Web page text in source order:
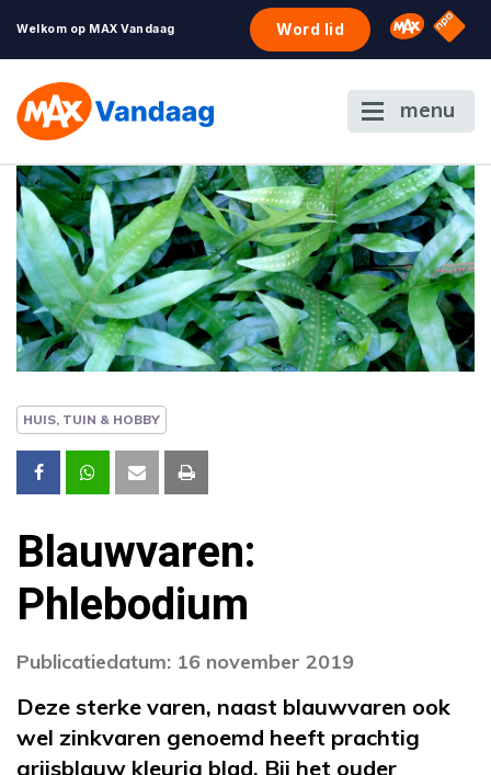
Welkom op MAX Vandaag Word lid Omroep
NPO
menu
HUIS, TUIN & HOBBY
Blauwvaren:
Phlebodium
Publicatiedatum: 16 november 2019
Deze sterke varen, naast blauwvaren ook
wel zinkvaren genoemd heeft prachtig
grijsblauw kleurig blad. Bij het ouder